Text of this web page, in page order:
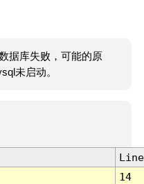
据库失败，可能的原
未启动。
Line
14